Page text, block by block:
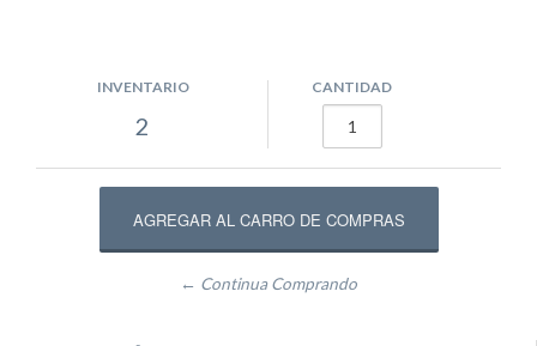
INVENTARIO
2
CANTIDAD
← Continua Comprando